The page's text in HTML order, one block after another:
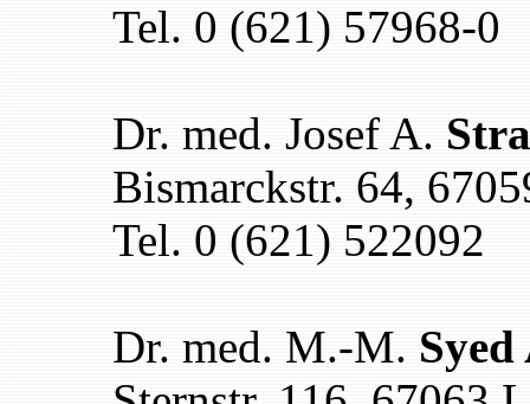
Tel. 0 (621) 57968-0
Dr. med. Josef A.
Bismarckstr. 64,
Tel. 0 (621) 522092
Dr. med. M.-M.